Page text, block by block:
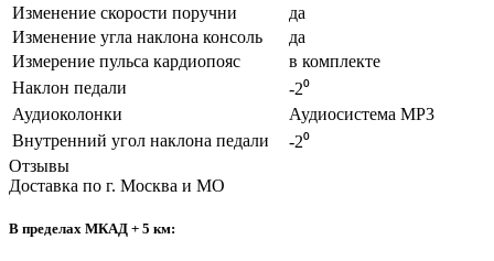
Изменение скорости поручни
да
Изменение угла наклона консоль
да
Измерение пульса кардиопояс
в комплекте
Наклон педали
-2⁰
Аудиоколонки
Аудиосистема MP3
Внутренний угол наклона педали
-2⁰
Отзывы
Доставка по г. Москва и МО
В пределах МКАД + 5 км: